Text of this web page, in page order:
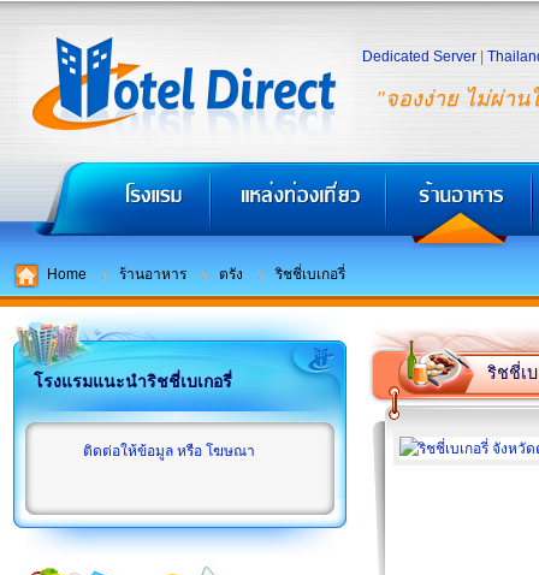
"จองง่าย ไม่ผ่าน
Dedicated Server
Home ร้านอาหาร ตรัง ริชชี่เบเกอรี่
โรงแรมแนะนำริชชี่เบเกอรี่
ติดต่อให้ข้อมูล หรือ โฆษณา
ริชชี่เ